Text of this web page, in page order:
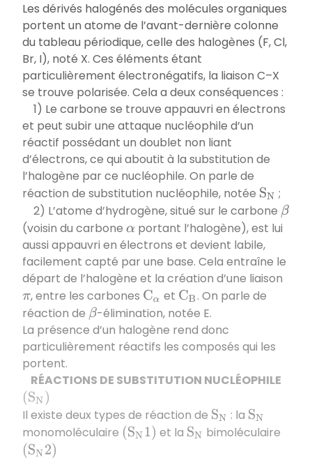
Les dérivés halogénés des molécules organiques
portent un atome de l’avant-dernière colonne
du tableau périodique, celle des halogènes (F, Cl,
Br, I), noté X. Ces éléments étant
particulièrement électronégatifs, la liaison C–X
se trouve polarisée. Cela a deux conséquences :
1) Le carbone se trouve appauvri en électrons
et peut subir une attaque nucléophile d’un
réactif possédant un doublet non liant
d’électrons, ce qui aboutit à la substitution de
l’halogène par ce nucléophile. On parle de
réaction de substitution nucléophile, notée SN ;
2) L’atome d’hydrogène, situé sur le carbone β
(voisin du carbone α portant l’halogène), est lui
aussi appauvri en électrons et devient labile,
facilement capté par une base. Cela entraîne le
départ de l’halogène et la création d’une liaison
π, entre les carbones Cα et CB . On parle de
réaction de β-élimination, notée E.
La présence d’un halogène rend donc
particulièrement réactifs les composés qui les
portent.
RÉACTIONS DE SUBSTITUTION NUCLÉOPHILE
(SN)
Il existe deux types de réaction de SN : la SN
monomoléculaire (SN1) et la SN bimoléculaire
(SN2)